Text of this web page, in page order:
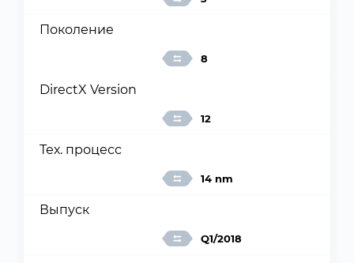
Поколение
8
DirectX Version
12
Тех. процесс
14 nm
Выпуск
Q1/2018